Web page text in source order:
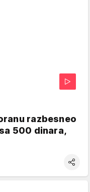
razbesneo
500 dinara,